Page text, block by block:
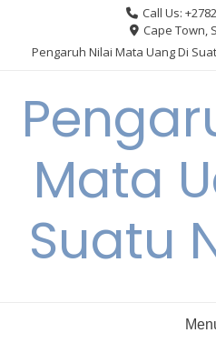
content
Call Us:
Cape Town,
Pengaruh Nilai Mata Uang Di
Mata
Suatu